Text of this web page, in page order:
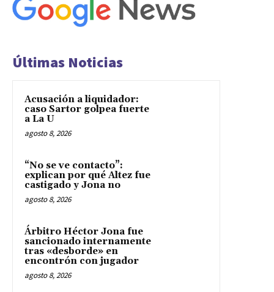
Últimas Noticias
Acusación a liquidador:
caso Sartor golpea fuerte
a La U
agosto 8, 2026
“No se ve contacto”:
explican por qué Altez fue
castigado y Jona no
agosto 8, 2026
Árbitro Héctor Jona fue
sancionado internamente
tras «desborde» en
encontrón con jugador
agosto 8, 2026